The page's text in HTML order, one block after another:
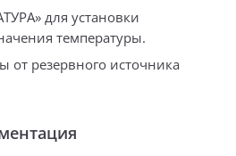
для установки
температуры.
от резервного источника